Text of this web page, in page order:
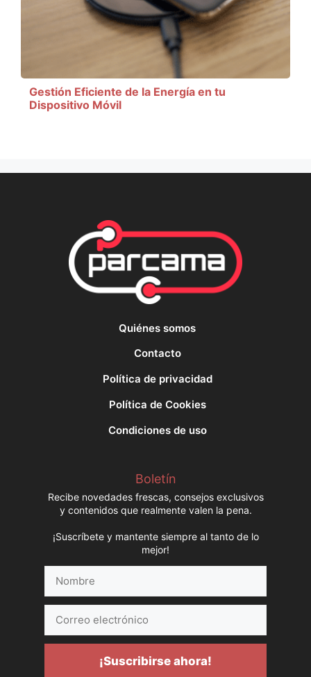
Gestión Eficiente de la Energía en tu
Dispositivo Móvil
Quiénes somos
Contacto
Política de privacidad
Política de Cookies
Condiciones de uso
Boletín
Recibe novedades frescas, consejos exclusivos
y contenidos que realmente valen la pena.
¡Suscríbete y mantente siempre al tanto de lo
mejor!
electrónico
¡Suscribirse ahora!